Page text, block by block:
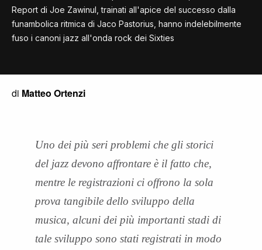
Report di Joe Zawinul, trainati all'apice del successo dalla
funambolica ritmica di Jaco Pastorius, hanno indelebilmente
fuso i canoni jazz all'onda rock dei Sixties
di Matteo Ortenzi
Uno dei più seri problemi che gli storici
del jazz devono affrontare è il fatto che,
mentre le registrazioni ci offrono la sola
prova tangibile dello sviluppo della
musica, alcuni dei più importanti stadi di
tale sviluppo sono stati registrati in modo